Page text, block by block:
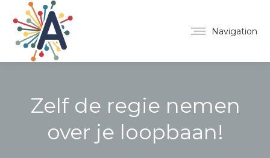
Navigation
Zelf de regie nemen
over je loopbaan!